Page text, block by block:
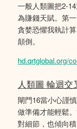
一般人類圖把2-
為賺錢天賦。第
貪婪恐懼我執計
顛倒。
hd.qrtglobal.org/
人類圖 輪迴
閘門16當小心謹
做準備才能輕鬆
對細節，也傾向